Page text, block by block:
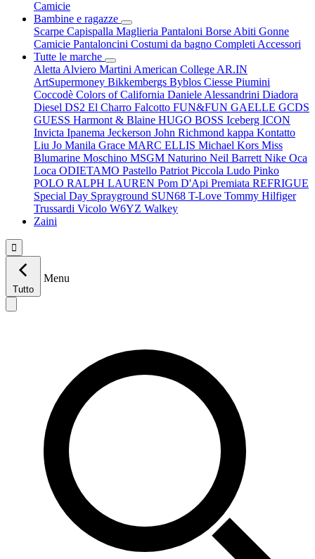
Camicie
Bambine e ragazze
Scarpe Capispalla Maglieria Pantaloni Borse Abiti Gonne
Camicie Pantaloncini Costumi da bagno Completi Accessori
Tutte le marche
Aletta Alviero Martini American College AR.IN
ArtSupermoney Bikkembergs Byblos Ciesse Piumini
Coccodè Colors of California Daniele Alessandrini Diadora
Diesel DS2 El Charro Falcotto FUN&FUN GAELLE GCDS
GUESS Harmont & Blaine HUGO BOSS Iceberg ICON
Invicta Ipanema Jeckerson John Richmond kappa Kontatto
Liu Jo Manila Grace MARC ELLIS Michael Kors Miss
Blumarine Moschino MSGM Naturino Neil Barrett Nike Oca
Loca ODIETAMO Pastello Patriot Piccola Ludo Pinko
POLO RALPH LAUREN Pom D'Api Premiata REFRIGUE
Special Day Sprayground SUN68 T-Love Tommy Hilfiger
Trussardi Vicolo W6YZ Walkey
Zaini

Tutto
Menu